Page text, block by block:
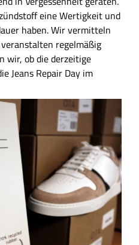
eine Wertigkeit und
haben. Wir vermitteln
regelmäßig
wir, ob die derzeitige
Jeans Repair Day im